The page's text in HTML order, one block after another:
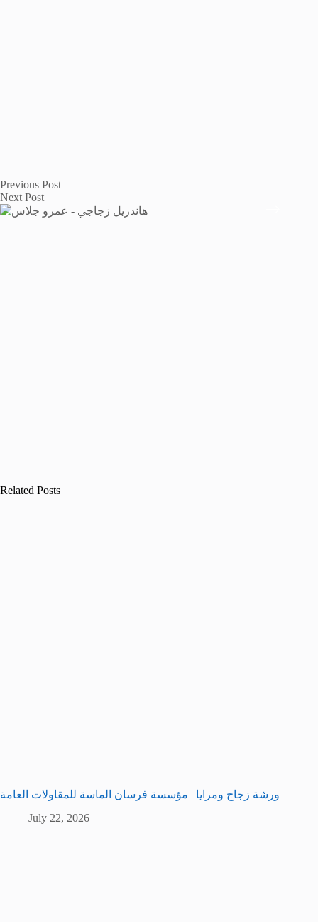
Previous Post
Next Post
Related Posts
ورشة زجاج ومرايا | مؤسسة فرسان الماسة للمقاولات العامة
July 22, 2026